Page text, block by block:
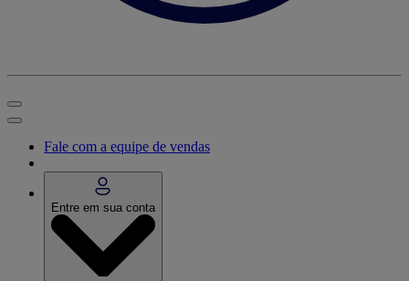
Fale com a equipe de vendas
Entre em sua conta